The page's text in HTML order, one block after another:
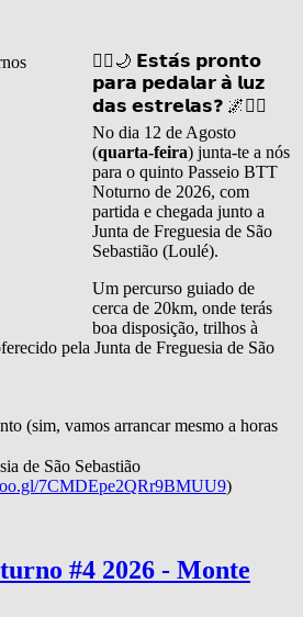
🚴‍♂️🌙 𝗘𝘀𝘁𝗮́𝘀 𝗽𝗿𝗼𝗻𝘁𝗼
𝗽𝗮𝗿𝗮 𝗽𝗲𝗱𝗮𝗹𝗮𝗿 𝗮̀ 𝗹𝘂𝘇
𝗱𝗮𝘀 𝗲𝘀𝘁𝗿𝗲𝗹𝗮𝘀❓ 🌌🚴‍♀️
No dia 12 de Agosto
(quarta-feira) junta-te a nós
para o quinto Passeio BTT
Noturno de 2026, com
partida e chegada junto a
Junta de Freguesia de São
Sebastião (Loulé).
Um percurso guiado de
cerca de 20km, onde terás
boa disposição, trilhos à
pela Junta de Freguesia de São
(sim, vamos arrancar mesmo a horas
de São Sebastião
7CMDEpe2QRr9BMUU9)
#4 2026 - Monte